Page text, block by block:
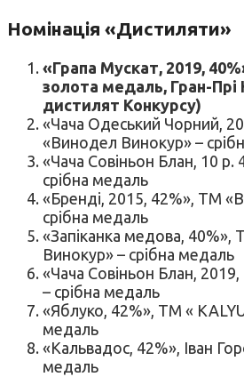
Номінація «Дистиляти»
«Грапа Мускат, 2019,
золота медаль, Гран-
дистилят Конкурсу)
«Чача Одеський Чорний,
«Винодел Винокур» –
«Чача Совіньон Блан, 10 р.
срібна медаль
«Бренді, 2015, 42%», ТМ
срібна медаль
«Запіканка медова,
Винокур» – срібна медаль
«Чача Совіньон Блан,
– срібна медаль
«Яблуко, 42%», ТМ «
медаль
«Кальвадос, 42%», Іван
медаль